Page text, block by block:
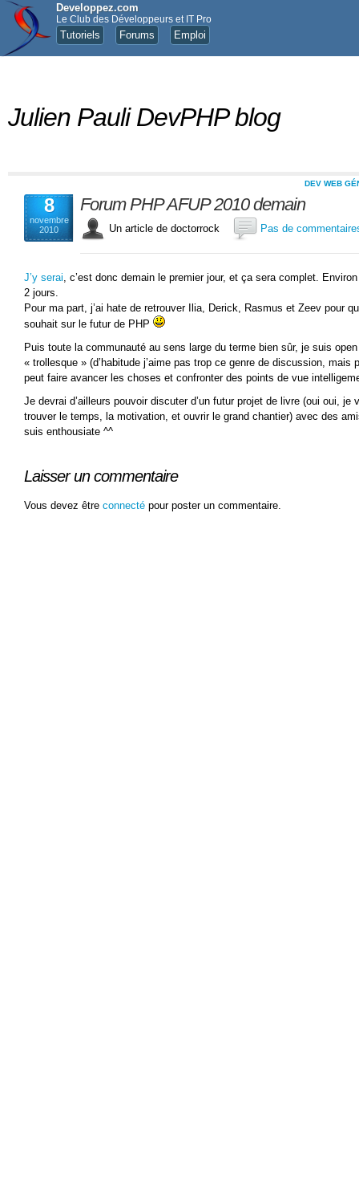
Developpez.com
Le Club des Développeurs et IT Pro
Tutoriels Forums Emploi
Julien Pauli DevPHP blog
8
novembre
2010
DEV WEB
Forum PHP AFUP 2010 demain
Un article de doctorrock Pas de
J’y serai, c’est donc demain le premier jour, et ça sera complet.
2 jours.
Pour ma part, j’ai hate de retrouver Ilia, Derick, Rasmus et Zeev pour
souhait sur le futur de PHP
Puis toute la communauté au sens large du terme bien sûr, je suis
« trollesque » (d’habitude j’aime pas trop ce genre de discussion,
peut faire avancer les choses et confronter des points de vue
Je devrai d’ailleurs pouvoir discuter d’un futur projet de livre (oui oui,
trouver le temps, la motivation, et ouvrir le grand chantier) avec des
suis enthousiate ^^
Laisser un commentaire
Vous devez être connecté pour poster un commentaire.